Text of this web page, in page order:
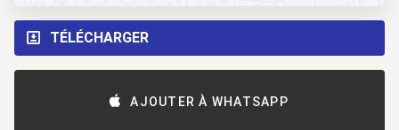
TÉLÉCHARGER
AJOUTER À WHATSAPP